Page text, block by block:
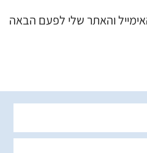
והאתר שלי לפעם הבאה